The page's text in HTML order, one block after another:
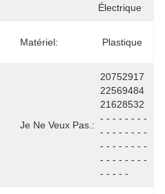
Électrique
Matériel: Plastique
Je Ne Veux Pas.:
20752917
22569484
21628532
- - - - - - - -
- - - - - - - -
- - - - - - - -
- - - - - - - -
- - - - -